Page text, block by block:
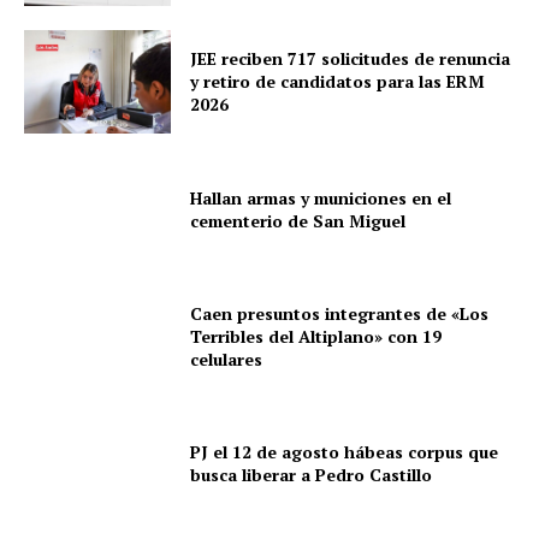
SUSCRIBETE
JEE reciben 717 solicitudes de renuncia
y retiro de candidatos para las ERM
2026
Hallan armas y municiones en el
cementerio de San Miguel
Caen presuntos integrantes de «Los
Terribles del Altiplano» con 19
celulares
PJ el 12 de agosto hábeas corpus que
busca liberar a Pedro Castillo